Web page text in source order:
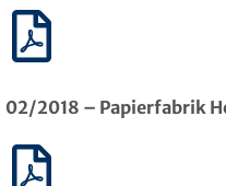
02/2018 – Papierfabrik